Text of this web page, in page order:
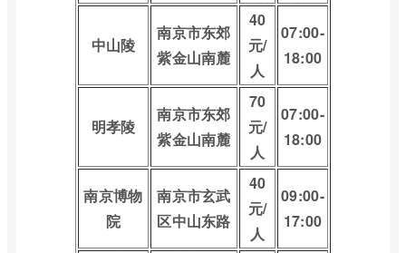
中山陵
南京市东郊
紫金山南麓
40
元/
人
07:00-
18:00
明孝陵
南京市东郊
紫金山南麓
70
元/
人
07:00-
18:00
南京博物
院
南京市玄武
区中山东路
40
元/
人
09:00-
17:00